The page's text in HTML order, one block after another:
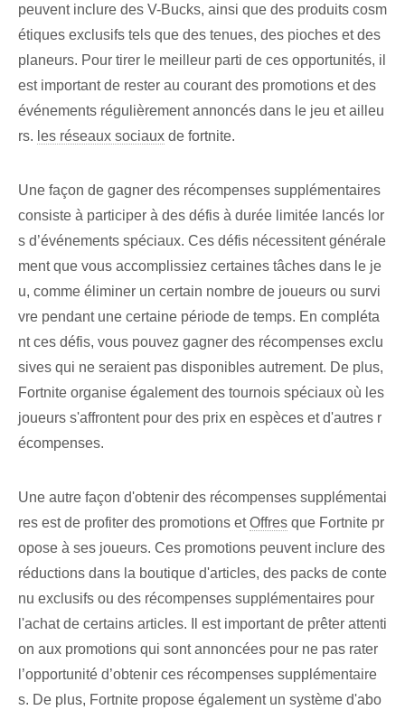
peuvent inclure des V-Bucks, ainsi que des produits cosm
étiques exclusifs tels que des tenues, des pioches et des
planeurs. Pour tirer le meilleur parti de ces opportunités, il
est important de rester au courant des promotions et des
événements régulièrement annoncés dans le jeu et ailleu
rs. les réseaux sociaux de fortnite.
Une façon de gagner des récompenses supplémentaires
consiste à participer à des défis à durée limitée lancés lor
s d’événements spéciaux. Ces défis nécessitent générale
ment que vous accomplissiez certaines tâches dans le je
u, comme éliminer un certain nombre de joueurs ou survi
vre pendant une certaine période de temps. En compléta
nt ces défis, vous pouvez gagner des récompenses exclu
sives qui ne seraient pas disponibles autrement. De plus,
Fortnite organise également des tournois spéciaux où les
joueurs s'affrontent pour des prix en espèces et d'autres r
écompenses.
Une autre façon d'obtenir des récompenses supplémentai
res est de profiter des promotions etOffres que Fortnite pr
opose à ses joueurs. Ces promotions peuvent inclure des
réductions dans la boutique d'articles, des packs de conte
nu exclusifs ou des récompenses supplémentaires pour
l'achat de certains articles. Il est important de prêter attenti
on aux promotions qui sont annoncées pour ne pas rater
l’opportunité d’obtenir ces récompenses supplémentaire
s. De plus, Fortnite propose également un système d'abo